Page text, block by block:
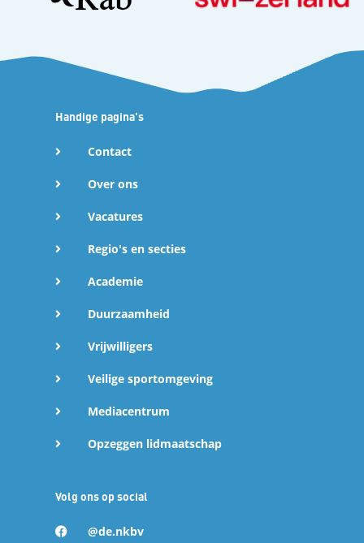
Handige pagina's
Contact
Over ons
Vacatures
Regio's en secties
Academie
Duurzaamheid
Vrijwilligers
Veilige sportomgeving
Mediacentrum
Opzeggen lidmaatschap
Volg ons op social
@de.nkbv